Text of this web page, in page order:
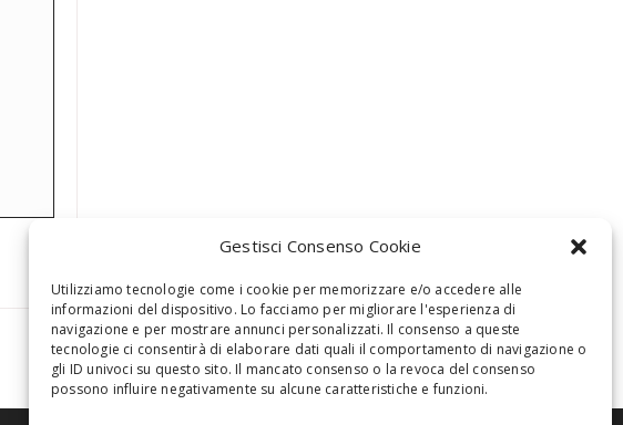
Gestisci Consenso Cookie
Utilizziamo tecnologie come i cookie per memorizzare e/o accedere alle
informazioni del dispositivo. Lo facciamo per migliorare l'esperienza di
navigazione e per mostrare annunci personalizzati. Il consenso a queste
tecnologie ci consentirà di elaborare dati quali il comportamento di navigazione o
gli ID univoci su questo sito. Il mancato consenso o la revoca del consenso
possono influire negativamente su alcune caratteristiche e funzioni.